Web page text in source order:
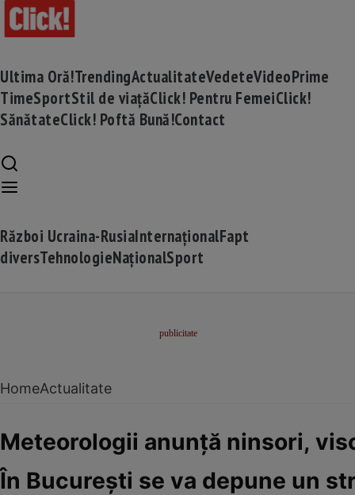
Ultima Oră!TrendingActualitateVedeteVideoPrime
TimeSportStil de viațăClick! Pentru FemeiClick!
SănătateClick! Poftă Bună!Contact
Război Ucraina-RusiaInternaționalFapt
diversTehnologieNaționalSport
HomeActualitate
Meteorologii anunță ninsori,
În București se va depune un